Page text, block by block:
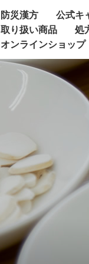
防災漢方 公式キ
取り扱い商品
処
オンラインショップ